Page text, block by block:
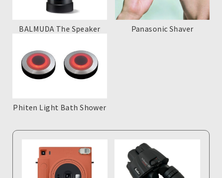
BALMUDA The Speaker Panasonic Shaver
Phiten Light Bath Shower